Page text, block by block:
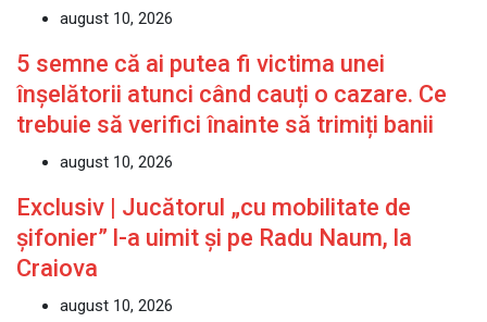
august 10, 2026
5 semne că ai putea fi victima unei
înșelătorii atunci când cauți o cazare. Ce
trebuie să verifici înainte să trimiți banii
august 10, 2026
Exclusiv | Jucătorul „cu mobilitate de
șifonier” l-a uimit și pe Radu Naum, la
Craiova
august 10, 2026